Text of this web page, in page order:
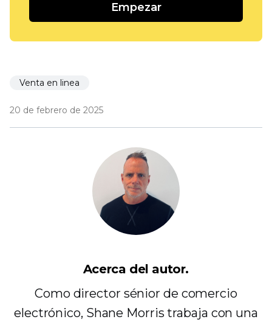
Empezar
Venta en linea
20 de febrero de 2025
Acerca del autor.
Como director sénior de comercio
electrónico, Shane Morris trabaja con una